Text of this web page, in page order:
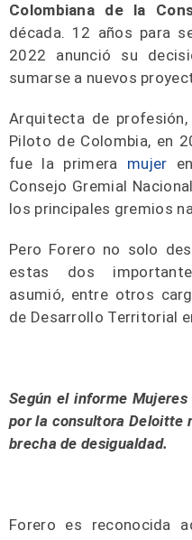
Colombiana de la
década. 12 años para
2022 anunció su
sumarse a nuevos
Arquitecta de
Piloto de Colombia, en
fue la primera mujer
Consejo Gremial
los principales gremios
Pero Forero no solo
estas dos
asumió, entre otros
de Desarrollo Territorial
Según el informe
por la consultora Deloitte
brecha de desigualdad.
Forero es reconocida